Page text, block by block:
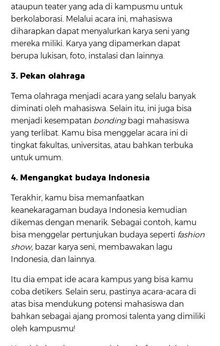
ataupun teater yang ada di kampusmu untuk
berkolaborasi. Melalui acara ini, mahasiswa
diharapkan dapat menyalurkan karya seni yang
mereka miliki. Karya yang dipamerkan dapat
berupa lukisan, foto, instalasi dan lainnya.
3. Pekan olahraga
Tema olahraga menjadi acara yang selalu banyak
diminati oleh mahasiswa. Selain itu, ini juga bisa
menjadi kesempatan bondingbagi mahasiswa
yang terlibat. Kamu bisa menggelar acara ini di
tingkat fakultas, universitas, atau bahkan terbuka
untuk umum.
4. Mengangkat budaya Indonesia
Terakhir, kamu bisa memanfaatkan
keanekaragaman budaya Indonesia kemudian
dikemas dengan menarik. Sebagai contoh, kamu
bisa menggelar pertunjukan budaya seperti fashion
show, bazar karya seni, membawakan lagu
Indonesia, dan lainnya.
Itu dia empat ide acara kampus yang bisa kamu
coba detikers. Selain seru, pastinya acara-acara di
atas bisa mendukung potensi mahasiswa dan
bahkan sebagai ajang promosi talenta yang dimiliki
oleh kampusmu!